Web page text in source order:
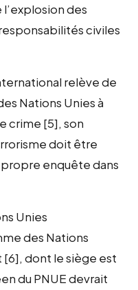
des
civiles
relève de
Nations Unies à
crime [5], son
doit être
propre enquête dans
Unies
des Nations
[6], dont le siège est
du PNUE devrait